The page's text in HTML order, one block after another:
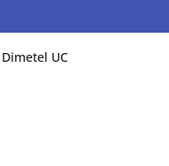
Dimetel UC